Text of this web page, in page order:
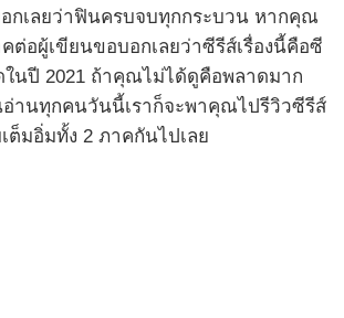
กเลยว่าฟินครบจบทุกกระบวน หากคุณ
ต่อผู้เขียนขอบอกเลยว่าซีรีส์เรื่องนี้คือซี
นปี 2021 ถ้าคุณไม่ได้ดูคือพลาดมาก
อ่านทุกคนวันนี้เราก็จะพาคุณไปรีวิวซีรีส์
ต็มอิ่มทั้ง 2 ภาคกันไปเลย